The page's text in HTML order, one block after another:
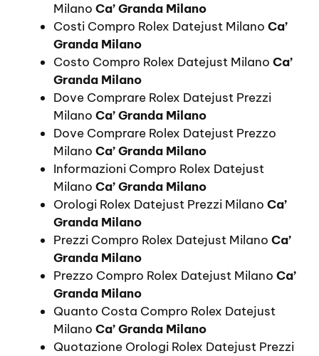
Milano Ca’ Granda Milano
Costi Compro Rolex Datejust Milano Ca’
Granda Milano
Costo Compro Rolex Datejust Milano Ca’
Granda Milano
Dove Comprare Rolex Datejust Prezzi
Milano Ca’ Granda Milano
Dove Comprare Rolex Datejust Prezzo
Milano Ca’ Granda Milano
Informazioni Compro Rolex Datejust
Milano Ca’ Granda Milano
Orologi Rolex Datejust Prezzi Milano Ca’
Granda Milano
Prezzi Compro Rolex Datejust Milano Ca’
Granda Milano
Prezzo Compro Rolex Datejust Milano Ca’
Granda Milano
Quanto Costa Compro Rolex Datejust
Milano Ca’ Granda Milano
Quotazione Orologi Rolex Datejust Prezzi